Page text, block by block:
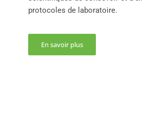
protocoles de laboratoire.
En savoir plus